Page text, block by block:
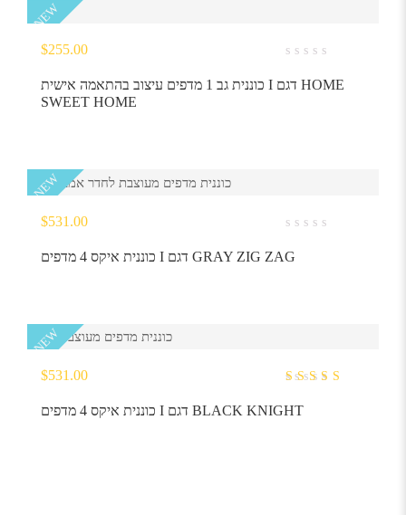
NEW
out
$255.00
כוננית גב 1 מדפים עיצוב בהתאמה אישית I דגם HOME
SWEET HOME
NEW
out
of
$531.00
כוננית איקס 4 מדפים I דגם GRAY ZIG ZAG
NEW
out of
$531.00
כוננית איקס 4 מדפים I דגם BLACK KNIGHT